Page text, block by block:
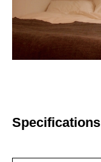
Specifications